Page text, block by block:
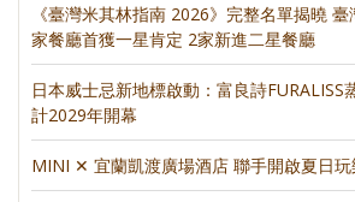
《臺灣米其林指南 2026》完整名單揭曉
家餐廳首獲一星肯定 2家新進二星餐廳
日本威士忌新地標啟動：富良詩FURALISS
計2029年開幕
MINI ✕ 宜蘭凱渡廣場酒店 聯手開啟夏日玩